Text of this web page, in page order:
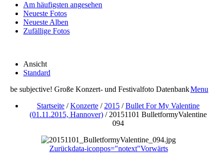
Am häufigsten angesehen
Neueste Fotos
Neueste Alben
Zufällige Fotos
Ansicht
Standard
be subjective! Große Konzert- und Festivalfoto DatenbankMenu
Startseite /Konzerte / 2015 /Bullet For My Valentine
(01.11.2015, Hannover) / 20151101 BulletformyValentine
094
Zurückdata-iconpos="notext"Vorwärts